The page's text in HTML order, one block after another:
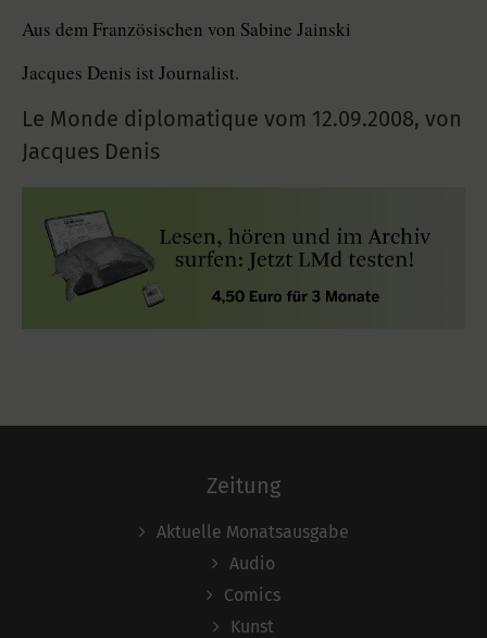
Aus dem Französischen von Sabine Jainski
Jacques Denis ist Journalist.
Le Monde diplomatique vom 12.09.2008, von
Jacques Denis
Zeitung
Aktuelle Monatsausgabe
Audio
Comics
Kunst